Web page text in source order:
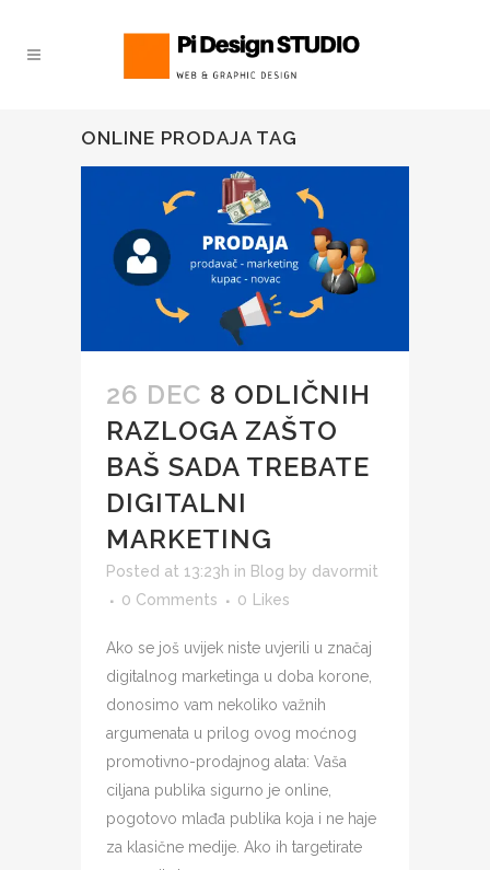
ONLINE PRODAJA TAG
26 DEC 8 ODLIČNIH
RAZLOGA ZAŠTO
BAŠ SADA TREBATE
DIGITALNI
MARKETING
Posted at 13:23h in Blog by davormit
0 Comments
0 Likes
Ako se još uvijek niste uvjerili u značaj
digitalnog marketinga u doba korone,
donosimo vam nekoliko važnih
argumenata u prilog ovog moćnog
promotivno-prodajnog alata: Vaša
ciljana publika sigurno je online,
pogotovo mlađa publika koja i ne haje
za klasične medije. Ako ih targetirate